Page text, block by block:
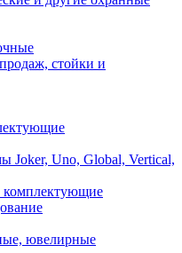
стойки и
Joker, Uno, Global, Vertical,
ювелирные